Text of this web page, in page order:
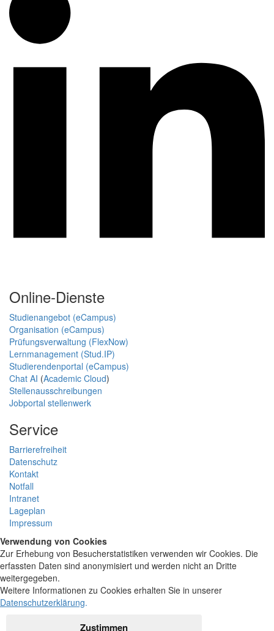
Online-Dienste
Studienangebot (eCampus)
Organisation (eCampus)
Prüfungsverwaltung (FlexNow)
Lernmanagement (Stud.IP)
Studierendenportal (eCampus)
Chat AI (Academic Cloud)
Stellenausschreibungen
Jobportal stellenwerk
Service
Barrierefreiheit
Datenschutz
Kontakt
Notfall
Intranet
Lageplan
Impressum
Verwendung von Cookies
Zur Erhebung von Besucherstatistiken verwenden wir Cookies. Die
erfassten Daten sind anonymisiert und werden nicht an Dritte
weitergegeben.
Weitere Informationen zu Cookies erhalten Sie in unserer
Datenschutzerklärung.
Zustimmen